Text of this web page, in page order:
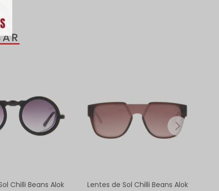
Chilli Beans Alok
Lentes de Sol Chilli Beans Alok